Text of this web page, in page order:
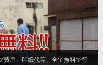
費用、印紙代等、全て無料で行